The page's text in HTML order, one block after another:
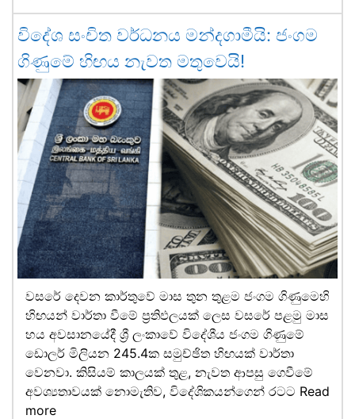
විදේශ සංචිත වර්ධනය මන්දගාමීයි: ජංගම
ගිණුමේ හිඟය නැවත මතුවෙයි!
වසරේ දෙවන කාර්තුවේ මාස තුන තුළම ජංගම ගිණුමෙහි
හිඟයන් වාර්තා වීමේ ප්‍රතිඵලයක් ලෙස වසරේ පළමු මාස
හය අවසානයේදී ශ්‍රී ලංකාවේ විදේශීය ජංගම ගිණුමේ
ඩොලර් මිලියන 245.4ක සමුච්ඡිත හිඟයක් වාර්තා
වෙනවා. කිසියම් කාලයක් තුළ, නැවත ආපසු ගෙවීමේ
අවශ්‍යතාවයක් නොමැතිව, විදේශිකයන්ගෙන් රටට Read
more